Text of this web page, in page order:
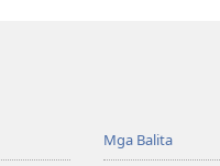
Mga Balita